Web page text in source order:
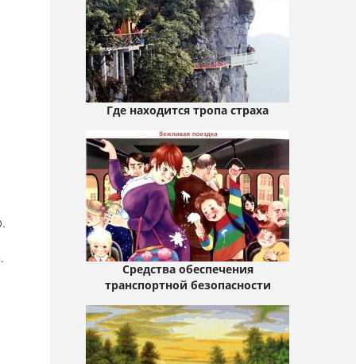
Где находится тропа страха
Средства обеспечения
транспортной безопасности